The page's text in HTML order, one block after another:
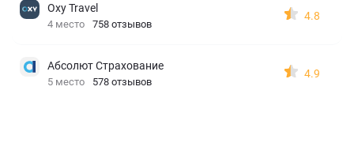
Oxy Travel
4 место 758 отзывов
4.8
Абсолют Страхование
5 место 578 отзывов
4.9